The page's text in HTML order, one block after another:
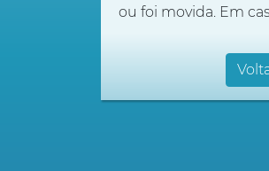
ou foi movida. Em